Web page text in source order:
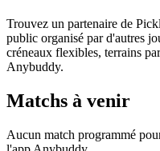
Trouvez un partenaire de
public organisé par d'autres
créneaux flexibles, terrains
Anybuddy.
Matchs à venir
Aucun match programmé